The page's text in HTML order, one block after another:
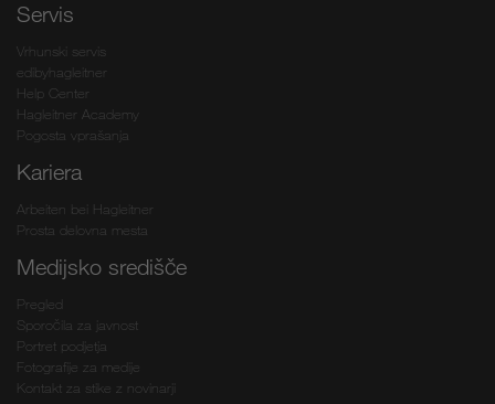
Servis
Vrhunski servis
edibyhagleitner
Help Center
Hagleitner Academy
Pogosta vprašanja
Kariera
Arbeiten bei Hagleitner
Prosta delovna mesta
Medijsko središče
Pregled
Sporočila za javnost
Portret podjetja
Fotografije za medije
Kontakt za stike z novinarji